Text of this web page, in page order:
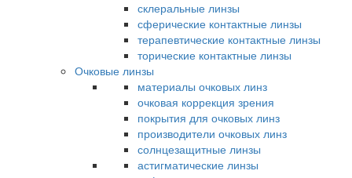
склеральные линзы
сферические контактные линзы
терапевтические контактные линзы
торические контактные линзы
Очковые линзы
материалы очковых линз
очковая коррекция зрения
покрытия для очковых линз
производители очковых линз
солнцезащитные линзы
астигматические линзы